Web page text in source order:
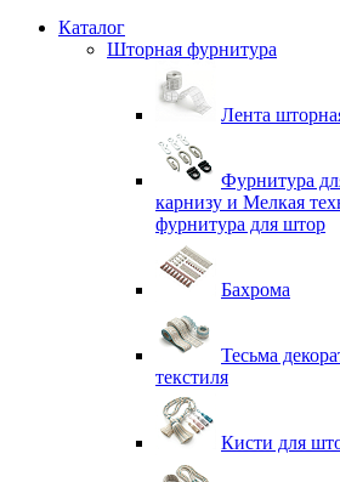
Каталог
Шторная фурнитура
Лента
Фурнитура
карнизу и Мелкая
фурнитура для штор
Бахрома
Тесьма
текстиля
Кисти для